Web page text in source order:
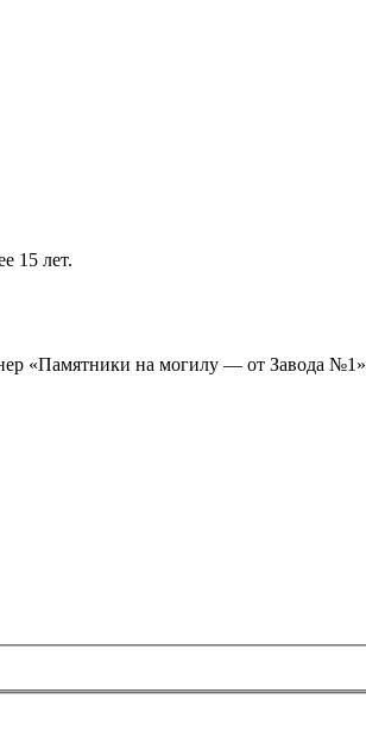
15 лет.
«Памятники на могилу — от Завода №1»